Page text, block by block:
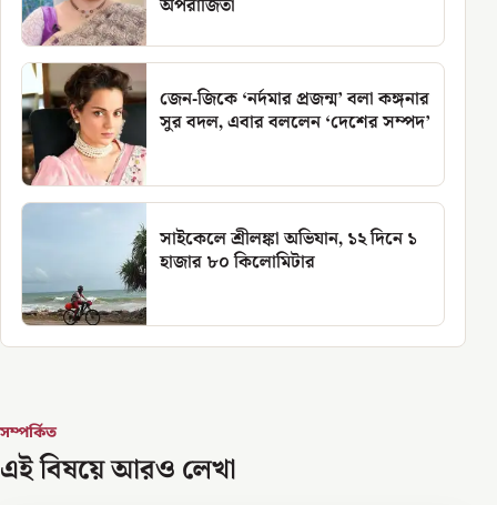
অপরাজিতা
জেন-জিকে ‘নর্দমার প্রজন্ম’ বলা কঙ্গনার
সুর বদল, এবার বললেন ‘দেশের সম্পদ’
সাইকেলে শ্রীলঙ্কা অভিযান, ১২ দিনে ১
হাজার ৮০ কিলোমিটার
সম্পর্কিত
এই বিষয়ে আরও লেখা